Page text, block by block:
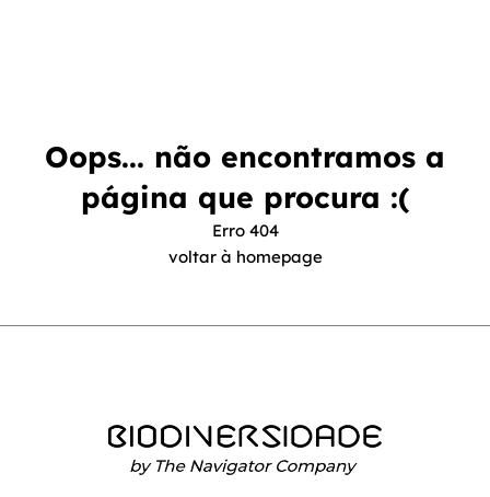
Oops... não encontramos a
página que procura :(
Erro 404
voltar à homepage